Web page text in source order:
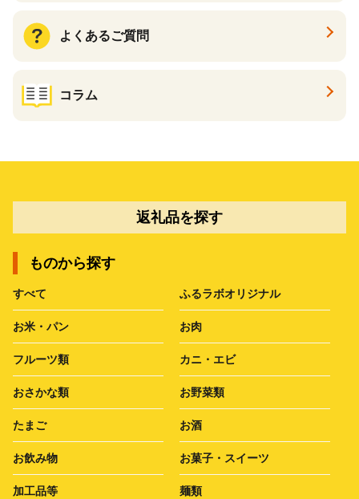
よくあるご質問
コラム
返礼品を探す
ものから探す
すべて ふるラボオリジナル
お米・パン お肉
フルーツ類 カニ・エビ
おさかな類 お野菜類
たまご お酒
お飲み物 お菓子・スイーツ
加工品等 麺類